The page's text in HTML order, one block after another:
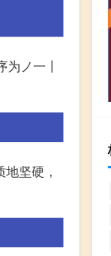
ノ一丨
坚硬，